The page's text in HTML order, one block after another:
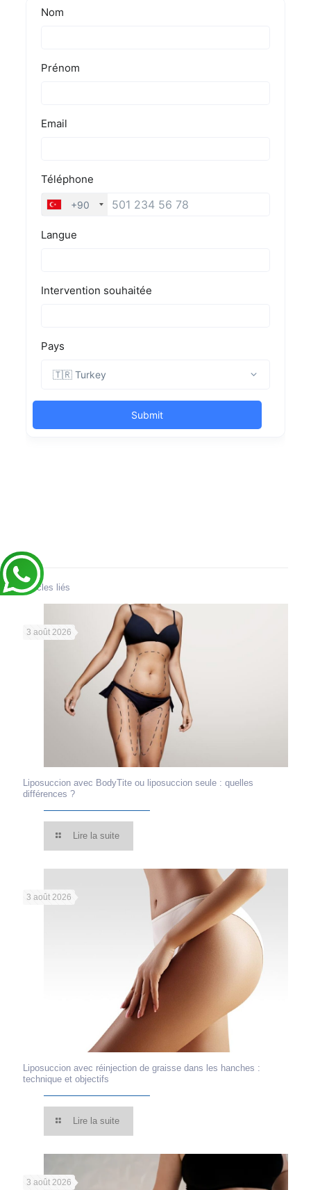
Articles liés
3 août 2026
Liposuccion avec BodyTite ou liposuccion seule : quelles
différences ?
Lire la suite
3 août 2026
Liposuccion avec réinjection de graisse dans les hanches :
technique et objectifs
Lire la suite
3 août 2026